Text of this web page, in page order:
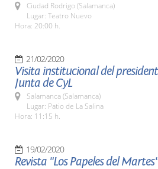
Ciudad Rodrigo (Salamanca)
Lugar: Teatro Nuevo
Hora: 20:00 h.
21/02/2020
Visita institucional del
Junta de CyL
Salamanca (Salamanca)
Lugar: Patio de La Salina
Hora: 11:15 h.
19/02/2020
Revista "Los Papeles del Martes"